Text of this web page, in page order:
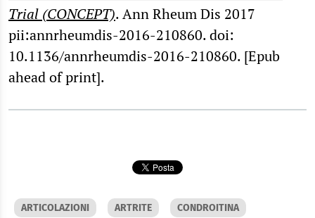
Trial (CONCEPT). Ann Rheum Dis 2017
pii:annrheumdis-2016-210860. doi:
10.1136/annrheumdis-2016-210860. [Epub
ahead of print].
ARTICOLAZIONI ARTRITE CONDROITINA